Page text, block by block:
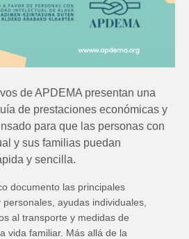
de APDEMA presentan una
de prestaciones económicas y
para que las personas con
y sus familias puedan
y sencilla.
documento las principales
ayudas individuales,
al transporte y medidas de
vida familiar. Más allá de la